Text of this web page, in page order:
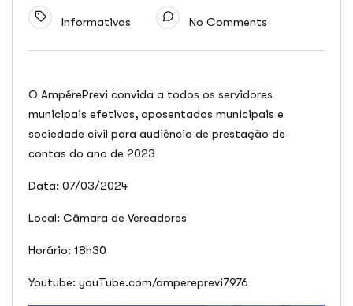
Informativos No Comments
O AmpérePrevi convida a todos os servidores
municipais efetivos, aposentados municipais e
sociedade civil para audiência de prestação de
contas do ano de 2023
Data: 07/03/2024
Local: Câmara de Vereadores
Horário: 18h30
Youtube: youTube.com/ampereprevi7976